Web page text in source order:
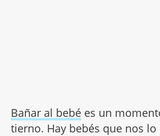
Bañar al bebées un
tierno. Hay bebés que nos